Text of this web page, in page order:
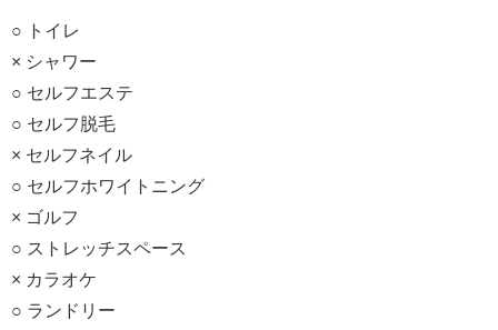
○ トイレ
× シャワー
○ セルフエステ
○ セルフ脱毛
× セルフネイル
○ セルフホワイトニング
× ゴルフ
○ ストレッチスペース
× カラオケ
○ ランドリー